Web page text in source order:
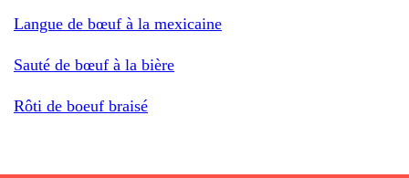
Langue de bœuf à la mexicaine
Sauté de bœuf à la bière
Rôti de boeuf braisé